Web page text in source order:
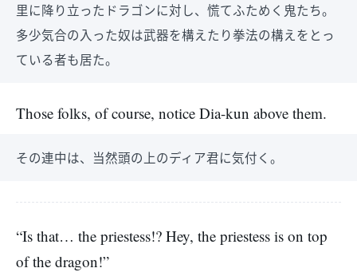
里に降り立ったドラゴンに対し、慌てふためく鬼たち。
多少気合の入った奴は武器を構えたり拳法の構えをとっ
ている者も居た。
Those folks, of course, notice Dia-kun above them.
その連中は、当然頭の上のディア君に気付く。
“Is that… the priestess!? Hey, the priestess is on top
of the dragon!”